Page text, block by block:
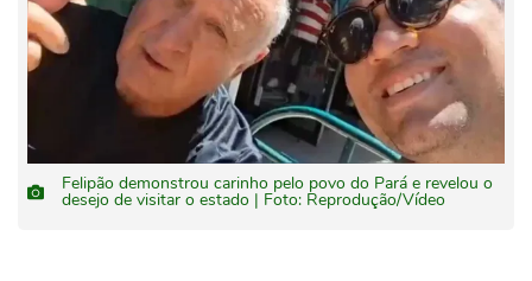
Felipão demonstrou carinho pelo povo do Pará e revelou o
desejo de visitar o estado | Foto: Reprodução/Vídeo